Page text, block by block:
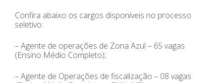
Confira abaixo os cargos disponíveis no processo
seletivo:
– Agente de operações de Zona Azul – 65 vagas
(Ensino Médio Completo);
– Agente de Operações de fiscalização – 08 vagas